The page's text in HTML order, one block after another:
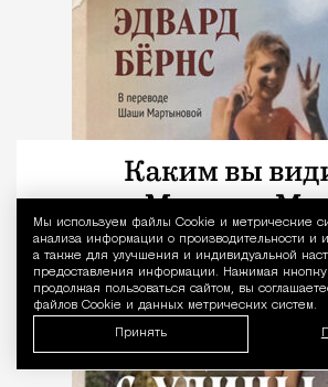
Мы используем файлы Сookie и метрические
анализа информации о производительности и
а также для улучшения и индивидуальной
предоставления информации. Нажимая кнопку
продолжая пользоваться сайтом, вы
файлов Cookie и данных метрических систем.
Принять